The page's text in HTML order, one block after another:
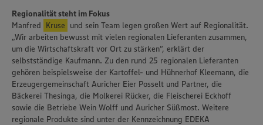
Regionalität steht im Fokus
Manfred Kruse und sein Team legen großen Wert auf Regionalität.
„Wir arbeiten bewusst mit vielen regionalen Lieferanten zusammen,
um die Wirtschaftskraft vor Ort zu stärken“, erklärt der
selbstständige Kaufmann. Zu den rund 25 regionalen Lieferanten
gehören beispielsweise der Kartoffel- und Hühnerhof Kleemann, die
Erzeugergemeinschaft Auricher Eier Posselt und Partner, die
Bäckerei Thesinga, die Molkerei Rücker, die Fleischerei Eckhoff
sowie die Betriebe Wein Wolff und Auricher Süßmost. Weitere
regionale Produkte sind unter der Kennzeichnung EDEKA